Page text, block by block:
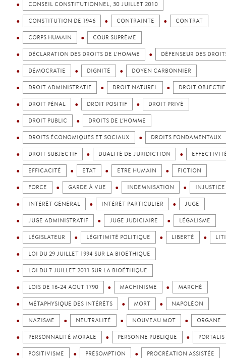
CONSEIL CONSTITUTIONNEL, 30 JUILLET 2010
CONSTITUTION DE 1946 CONTRAINTE CONTRAT
CORPS HUMAIN COUR SUPRÊME
DÉCLARATION DES DROITS DE L’HOMME DÉFENSEUR DES
DÉMOCRATIE DIGNITÉ DOYEN CARBONNIER
DROIT ADMINISTRATIF DROIT NATUREL DROIT OBJECTIF
DROIT PÉNAL DROIT POSITIF DROIT PRIVÉ
DROIT PUBLIC DROITS DE L’HOMME
DROITS ÉCONOMIQUES ET SOCIAUX DROITS FONDAMENTAUX
DROIT SUBJECTIF DUALITÉ DE JURIDICTION
EFFICACITÉ ETAT ETRE HUMAIN FICTION
FORCE GARDE À VUE INDEMNISATION INJUSTICE
INTÉRÊT GÉNÉRAL INTÉRÊT PARTICULIER JUGE
JUGE ADMINISTRATIF JUGE JUDICIAIRE LÉGALISME
LÉGISLATEUR LÉGITIMITÉ POLITIQUE LIBERTÉ
LOI DU 29 JUILLET 1994 SUR LA BIOÉTHIQUE
LOI DU 7 JUILLET 2011 SUR LA BIOÉTHIQUE
LOIS DE 16-24 AOUT 1790 MACHINISME MARCHÉ
MÉTAPHYSIQUE DES INTÉRÊTS MORT NAPOLÉON
NAZISME NEUTRALITÉ NOUVEAU MOT ORGANE
PERSONNALITÉ MORALE PERSONNE PUBLIQUE PORTALIS
POSITIVISME PRÉSOMPTION PROCRÉATION ASSISTÉE